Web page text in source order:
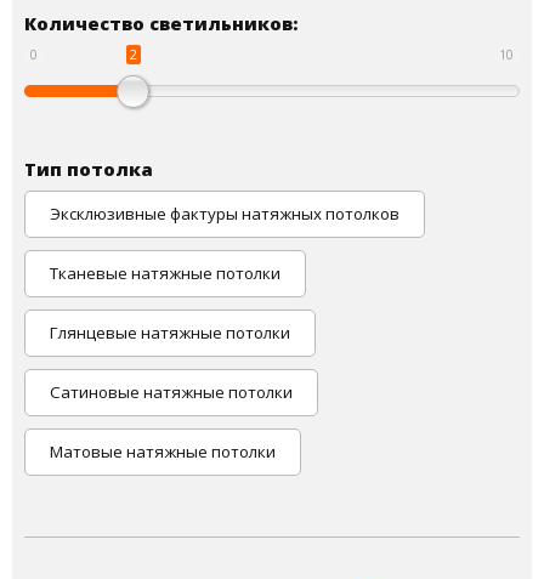
Количество светильников:
0 10
2
Тип потолка
Эксклюзивные фактуры натяжных потолков
Тканевые натяжные потолки
Глянцевые натяжные потолки
Сатиновые натяжные потолки
Матовые натяжные потолки